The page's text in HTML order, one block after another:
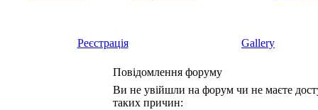
Реєстрація Gallery
Повідомлення форуму
Ви не увійшли на форум чи не маєте
таких причин: